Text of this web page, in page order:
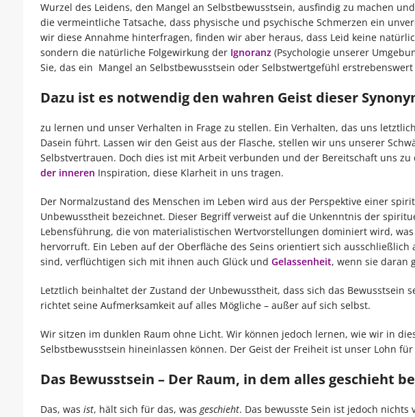
Wurzel des Leidens, den Mangel an Selbstbewusstsein, ausfindig zu machen
die vermeintliche Tatsache, dass physische und psychische Schmerzen ein
wir diese Annahme hinterfragen, finden wir aber heraus, dass Leid keine
sondern die natürliche Folgewirkung der Ignoranz(Psychologie unserer
Sie, das ein Mangel an Selbstbewusstsein oder Selbstwertgefühl erstrebenswert
Dazu ist es notwendig den wahren Geist dieser
zu lernen und unser Verhalten in Frage zu stellen. Ein Verhalten, das uns
Dasein führt. Lassen wir den Geist aus der Flasche, stellen wir uns unserer
Selbstvertrauen. Doch dies ist mit Arbeit verbunden und der Bereitschaft uns
der inneren Inspiration, diese Klarheit in uns tragen.
Der Normalzustand des Menschen im Leben wird aus der Perspektive einer
Unbewusstheit bezeichnet. Dieser Begriff verweist auf die Unkenntnis der
Lebensführung, die von materialistischen Wertvorstellungen dominiert wird,
hervorruft. Ein Leben auf der Oberfläche des Seins orientiert sich ausschließlich
sind, verflüchtigen sich mit ihnen auch Glück und Gelassenheit, wenn sie daran
Letztlich beinhaltet der Zustand der Unbewusstheit, dass sich das Bewusstsein
richtet seine Aufmerksamkeit auf alles Mögliche – außer auf sich selbst.
Wir sitzen im dunklen Raum ohne Licht. Wir können jedoch lernen, wie wir in
Selbstbewusstsein hineinlassen können. Der Geist der Freiheit ist unser Lohn
Das Bewusstsein – Der Raum, in dem alles geschieht
Das, was ist, hält sich für das, was geschieht. Das bewusste Sein ist jedoch nichts